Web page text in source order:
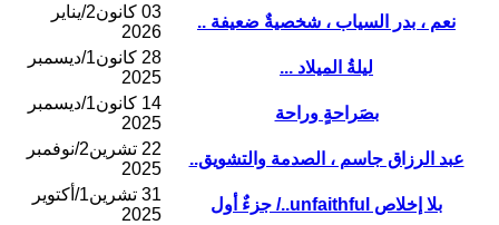
نعم ، بدر السياب ، شخصيةٌ ضعيفة ..
03 كانون2/يناير
2026
ليلةُ الميلاد ...
28 كانون1/ديسمبر
2025
بصَراحةٍ وراحة
14 كانون1/ديسمبر
2025
عبد الرزاق جاسم ، الصدمة والتشويق..
22 تشرين2/نوفمبر
2025
بلا إخلاص unfaithful../ جزءٌ أول
31 تشرين1/أكتوير
2025